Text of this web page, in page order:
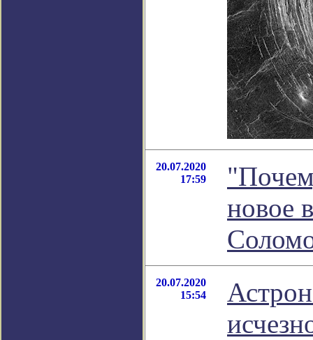
20.07.2020
17:59
новое
20.07.2020
15:54